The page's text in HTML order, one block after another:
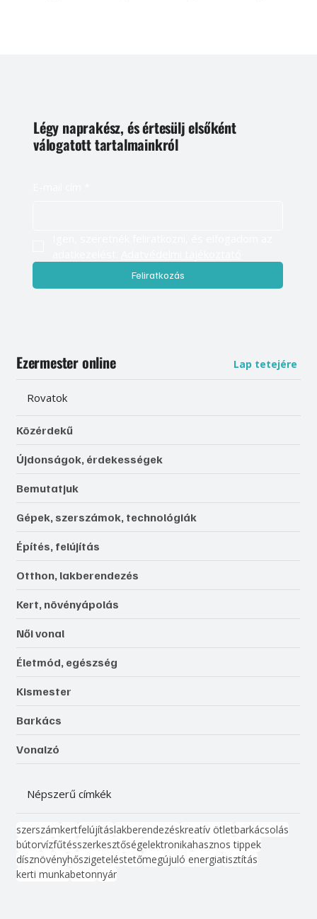
Légy naprakész, és értesülj elsőként
válogatott tartalmainkról
Feliratkozás
Ezermester online Lap tetejére
Rovatok
Közérdekű
Újdonságok, érdekességek
Bemutatjuk
Gépek, szerszámok, technológiák
Építés, felújítás
Otthon, lakberendezés
Kert, növényápolás
Női vonal
Életmód, egészség
Kismester
Barkács
Vonalzó
Népszerű címkék
szerszámkertfelújításlakberendezéskreatív ötletbarkácsolás
bútorvízfűtésszerkesztőségelektronikahasznos tippek
dísznövényhőszigeteléstetőmegújuló energiatisztítás
kerti munkabetonnyár